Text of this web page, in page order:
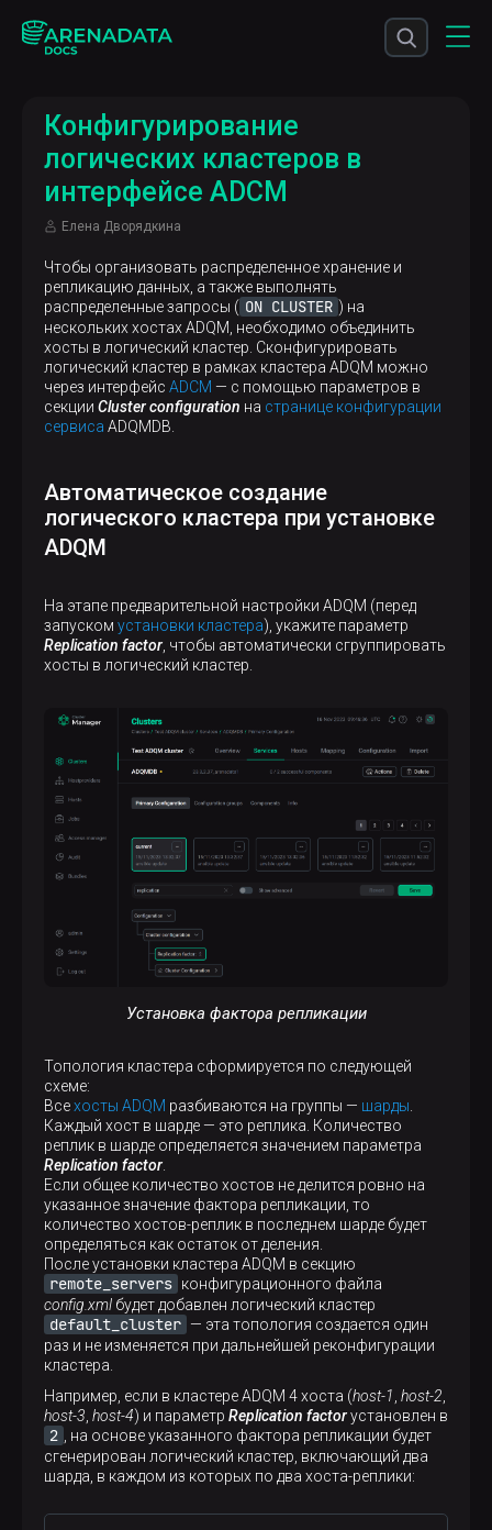
Конфигурирование
логических кластеров в
интерфейсе ADCM
Елена Дворядкина
Чтобы организовать распределенное хранение и
репликацию данных, а также выполнять
распределенные запросы ( ON CLUSTER ) на
нескольких хостах ADQM, необходимо объединить
хосты в логический кластер. Cконфигурировать
логический кластер в рамках кластера ADQM можно
через интерфейс ADCM — с помощью параметров в
секции Cluster configuration на странице конфигурации
сервиса ADQMDB.
Автоматическое создание
логического кластера при установке
ADQM
На этапе предварительной настройки ADQM (перед
запуском установки кластера), укажите параметр
Replication factor , чтобы автоматически сгруппировать
хосты в логический кластер.
Установка фактора репликации
Топология кластера сформируется по следующей
схеме:
Всехосты ADQM разбиваются на группы — шарды
Каждый хост в шарде — это реплика. Количество
реплик в шарде определяется значением параметра
Replication factor
Если общее количество хостов не делится ровно на
указанное значение фактора репликации, то
количество хостов-реплик в последнем шарде будет
определяться как остаток от деления.
После установки кластера ADQM в секцию
remote_servers конфигурационного файла
config.xml будет добавлен логический кластер
default_cluster — эта топология создается один
раз и не изменяется при дальнейшей реконфигурации
кластера.
Например, если в кластере ADQM 4 хоста (host-1 host-2
host-3 host-4) и параметр Replication factorустановлен в
2
, на основе указанного фактора репликации будет
сгенерирован логический кластер, включающий два
шарда, в каждом из которых по два хоста-реплики: